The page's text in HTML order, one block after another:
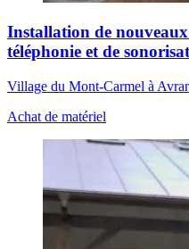
Installation de nouveaux
téléphonie et de
Village du Mont-Carmel à
Achat de matériel